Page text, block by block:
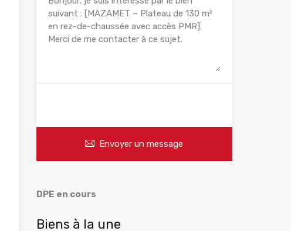
Envoyer un message
DPE en cours
Biens à la une